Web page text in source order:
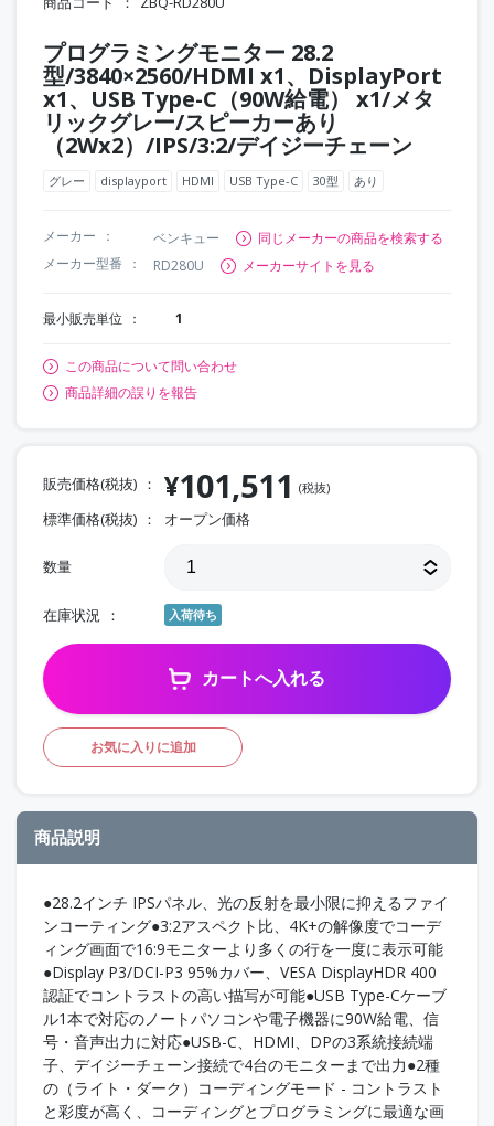
プログラミングモニター 28.2
型/3840×2560/HDMI x1、DisplayPort
x1、USB Type-C（90W給電） x1/メタ
リックグレー/スピーカーあり
（2Wx2）/IPS/3:2/デイジーチェーン
グレー displayport HDMI USB Type-C 30型 あり
メーカー ベンキュー
同じメーカーの商品を検索する
メーカー型番
RD280U メーカーサイトを見る
最小販売単位 1
この商品について問い合わせ
商品詳細の誤りを報告
販売価格(税抜) ¥101,511 (税抜)
標準価格(税抜) オープン価格
数量
在庫状況 入荷待ち
カートへ入れる
お気に入りに追加
商品説明
●28.2インチ IPSパネル、光の反射を最小限に抑えるファイ
ンコーティング●3:2アスペクト比、4K+の解像度でコーデ
ィング画面で16:9モニターより多くの行を一度に表示可能
●Display P3/DCI-P3 95%カバー、VESA DisplayHDR 400
認証でコントラストの高い描写が可能●USB Type-Cケーブ
ル1本で対応のノートパソコンや電子機器に90W給電、信
号・音声出力に対応●USB-C、HDMI、DPの3系統接続端
子、デイジーチェーン接続で4台のモニターまで出力●2種
の（ライト・ダーク）コーディングモード - コントラスト
と彩度が高く、コーディングとプログラミングに最適な画